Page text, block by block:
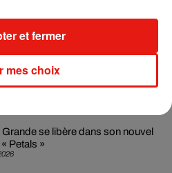
Malade emmène Styleto
Grande se libère dans son nouvel
Petals »
mes choix
et fermer